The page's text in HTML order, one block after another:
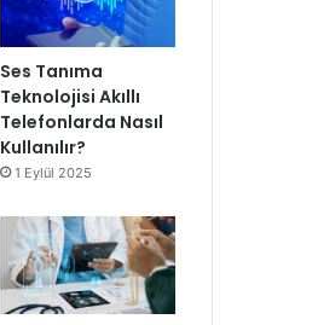
Ses Tanıma
Teknolojisi Akıllı
Telefonlarda Nasıl
Kullanılır?
1 Eylül 2025